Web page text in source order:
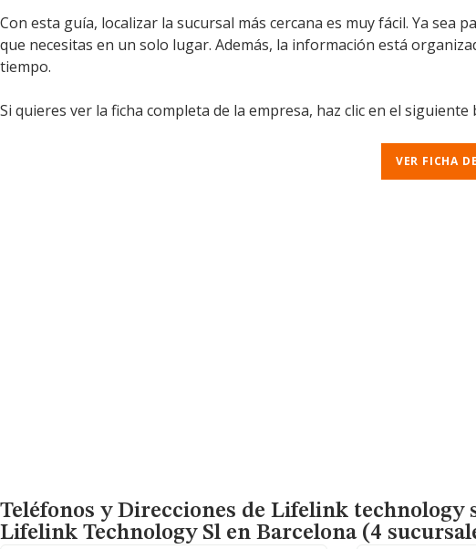
Con esta guía, localizar la sucursal más cercana es muy fácil. Ya
que necesitas en un solo lugar. Además, la información está
tiempo.
Si quieres ver la ficha completa de la empresa, haz clic en el siguiente
VER FICHA
Teléfonos y Direcciones de Lifelink technology
Lifelink Technology Sl en Barcelona (4